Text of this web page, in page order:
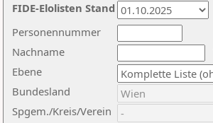
Nachname
Ebene
Personennummer
Bundesland
Spgem./Kreis/Verein
FIDE-Elolisten Stand